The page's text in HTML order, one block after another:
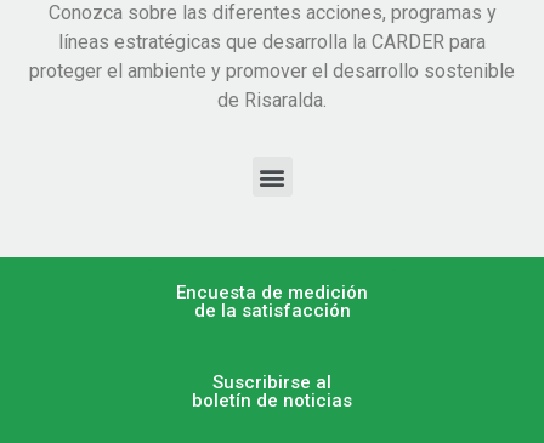
Conozca sobre las diferentes acciones, programas y
líneas estratégicas que desarrolla la CARDER para
proteger el ambiente y promover el desarrollo sostenible
de Risaralda.
Encuesta de medición
de la satisfacción
Suscribirse al
boletín de noticias